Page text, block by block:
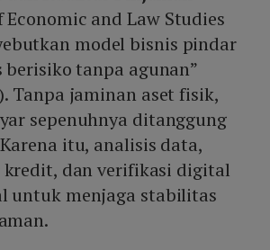
and Law Studies
model bisnis pindar
berisiko tanpa agunan”
Tanpa jaminan aset fisik,
sepenuhnya ditanggung
itu, analisis data,
dan verifikasi digital
untuk menjaga stabilitas